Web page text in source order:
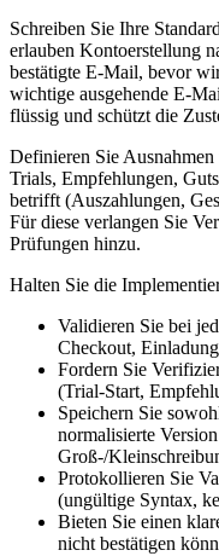
Schreiben Sie Ihre
erlauben Kontoerstellung
bestätigte E‑Mail, bevor
wichtige ausgehende
flüssig und schützt die
Definieren Sie
Trials, Empfehlungen,
betrifft (Auszahlungen,
Für diese verlangen Sie
Prüfungen hinzu.
Halten Sie die
Validieren Sie bei
Checkout,
Fordern Sie
(Trial‑Start,
Speichern Sie
normalisierte
Groß-/
Protokollieren Sie
(ungültige Syntax,
Bieten Sie einen
nicht bestätigen